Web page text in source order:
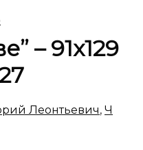
– 91х129
Леонтьевич, Ч